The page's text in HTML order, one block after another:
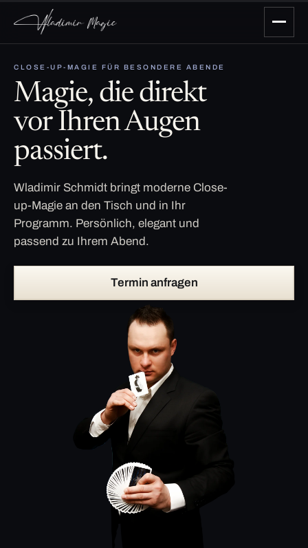
CLOSE-UP-MAGIE FÜR BESONDERE ABENDE
Magie, die direkt
vor Ihren Augen
passiert.
Wladimir Schmidt bringt moderne Close-
up-Magie an den Tisch und in Ihr
Programm. Persönlich, elegant und
passend zu Ihrem Abend.
Termin anfragen